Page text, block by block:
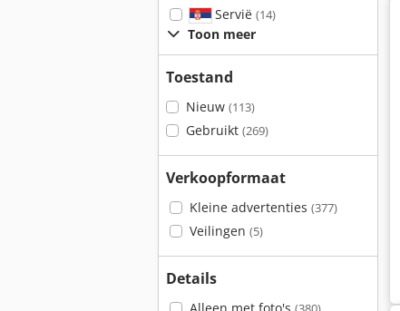
Servië (14)
Toon meer
Toestand
Nieuw (113)
Gebruikt (269)
Verkoopformaat
Kleine advertenties (377)
Veilingen (5)
Details